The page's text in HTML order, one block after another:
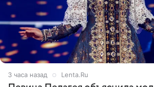
3 часа назад Lenta.Ru